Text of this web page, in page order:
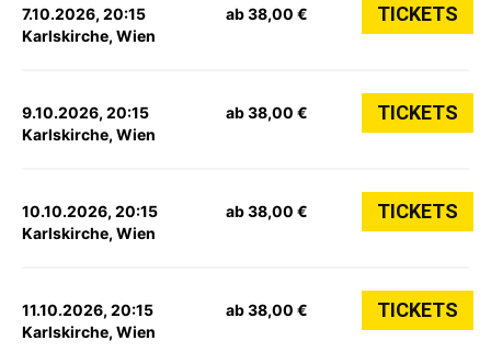
7.10.2026, 20:15
Karlskirche, Wien
ab 38,00 € TICKETS
9.10.2026, 20:15
Karlskirche, Wien
ab 38,00 € TICKETS
10.10.2026, 20:15
Karlskirche, Wien
ab 38,00 € TICKETS
11.10.2026, 20:15
Karlskirche, Wien
ab 38,00 € TICKETS